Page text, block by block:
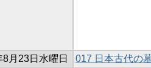
8月23日水曜日
017 日本古代の